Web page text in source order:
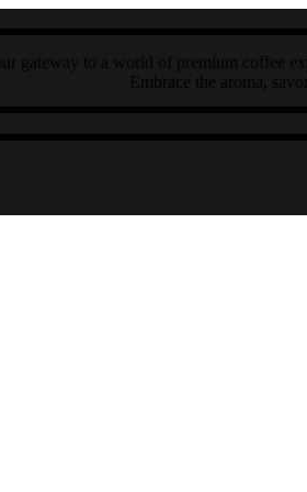
gateway to a world of premium coffee
Embrace the aroma,